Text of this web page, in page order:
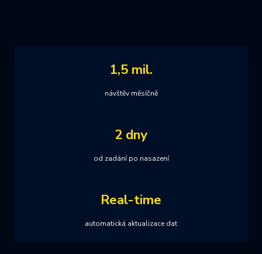
1,5 mil.
návštěv měsíčně
2 dny
od zadání po nasazení
Real-time
automatická aktualizace dat